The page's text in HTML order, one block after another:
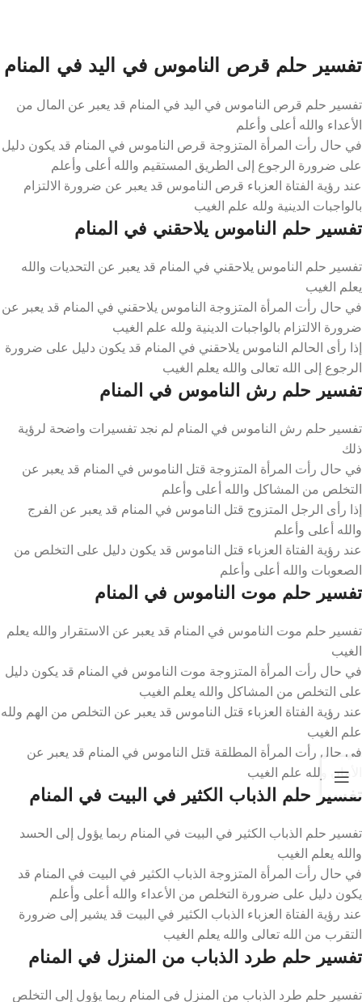
تفسير حلم قرص الناموس في اليد في المنام
تفسير حلم قرص الناموس في اليد في المنام قد يعبر عن المال من
الأعداء والله أعلى وأعلم
في حال رأت المرأة المتزوجة قرص الناموس في المنام قد يكون دليل
على ضرورة الرجوع إلى الطريق المستقيم والله أعلى وأعلم
عند رؤية الفتاة العزباء قرص الناموس قد يعبر عن ضرورة الالتزام
بالواجبات الدينية ولله علم الغيب
تفسير حلم الناموس يلاحقني في المنام
تفسير حلم الناموس يلاحقني في المنام قد يعبر عن التحديات والله
يعلم الغيب
في حال رأت المرأة المتزوجة الناموس يلاحقني في المنام قد يعبر عن
ضرورة الالتزام بالواجبات الدينية ولله علم الغيب
إذا رأى الحالم الناموس يلاحقني في المنام قد يكون دليل على ضرورة
الرجوع إلى الله تعالى والله يعلم الغيب
تفسير حلم رش الناموس في المنام
تفسير حلم رش الناموس في المنام لم نجد تفسيرات واضحة لرؤية
ذلك
في حال رأت المرأة المتزوجة قتل الناموس في المنام قد يعبر عن
التخلص من المشاكل والله أعلى وأعلم
إذا رأى الرجل المتزوج قتل الناموس في المنام قد يعبر عن الفرج
والله أعلى وأعلم
عند رؤية الفتاة العزباء قتل الناموس قد يكون دليل على التخلص من
الصعوبات والله أعلى وأعلم
تفسير حلم موت الناموس في المنام
تفسير حلم موت الناموس في المنام قد يعبر عن الاستقرار والله يعلم
الغيب
في حال رأت المرأة المتزوجة موت الناموس في المنام قد يكون دليل
على التخلص من المشاكل والله يعلم الغيب
عند رؤية الفتاة العزباء قتل الناموس قد يعبر عن التخلص من الهم ولله
علم الغيب
في حال رأت المرأة المطلقة قتل الناموس في المنام قد يعبر عن
الأمان ولله علم الغيب
تفسير حلم الذباب الكثير في البيت في المنام
تفسير حلم الذباب الكثير في البيت في المنام ربما يؤول إلى الحسد
والله يعلم الغيب
في حال رأت المرأة المتزوجة الذباب الكثير في البيت في المنام قد
يكون دليل على ضرورة التخلص من الأعداء والله أعلى وأعلم
عند رؤية الفتاة العزباء الذباب الكثير في البيت قد يشير إلى ضرورة
التقرب من الله تعالى والله يعلم الغيب
تفسير حلم طرد الذباب من المنزل في المنام
تفسير حلم طرد الذباب من المنزل في المنام ربما يؤول إلى التخلص